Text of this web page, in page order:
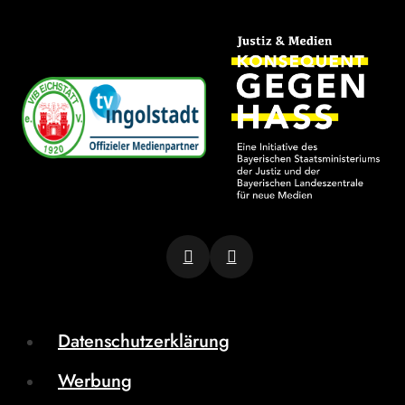
Datenschutzerklärung
Werbung